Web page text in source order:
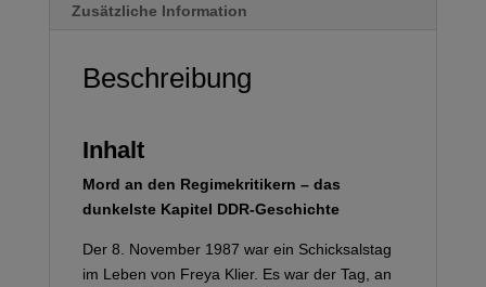
Zusätzliche Information
Beschreibung
Inhalt
Mord an den Regimekritikern – das
dunkelste Kapitel DDR-Geschichte
Der 8. November 1987 war ein Schicksalstag
im Leben von Freya Klier. Es war der Tag, an